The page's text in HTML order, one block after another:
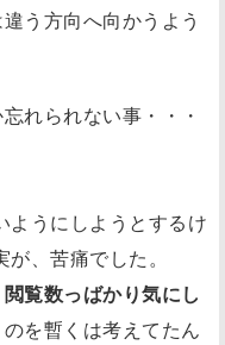
う方向へ向かうよう
れられない事・・・
ようにしようとするけ
、苦痛でした。
閲覧数っばかり気にし
を暫くは考えてたん